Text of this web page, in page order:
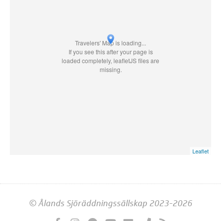
Travelers' Map is loading...
If you see this after your page is
loaded completely, leafletJS files are
missing.
Leaflet
© Ålands Sjöräddningssällskap 2023-2026